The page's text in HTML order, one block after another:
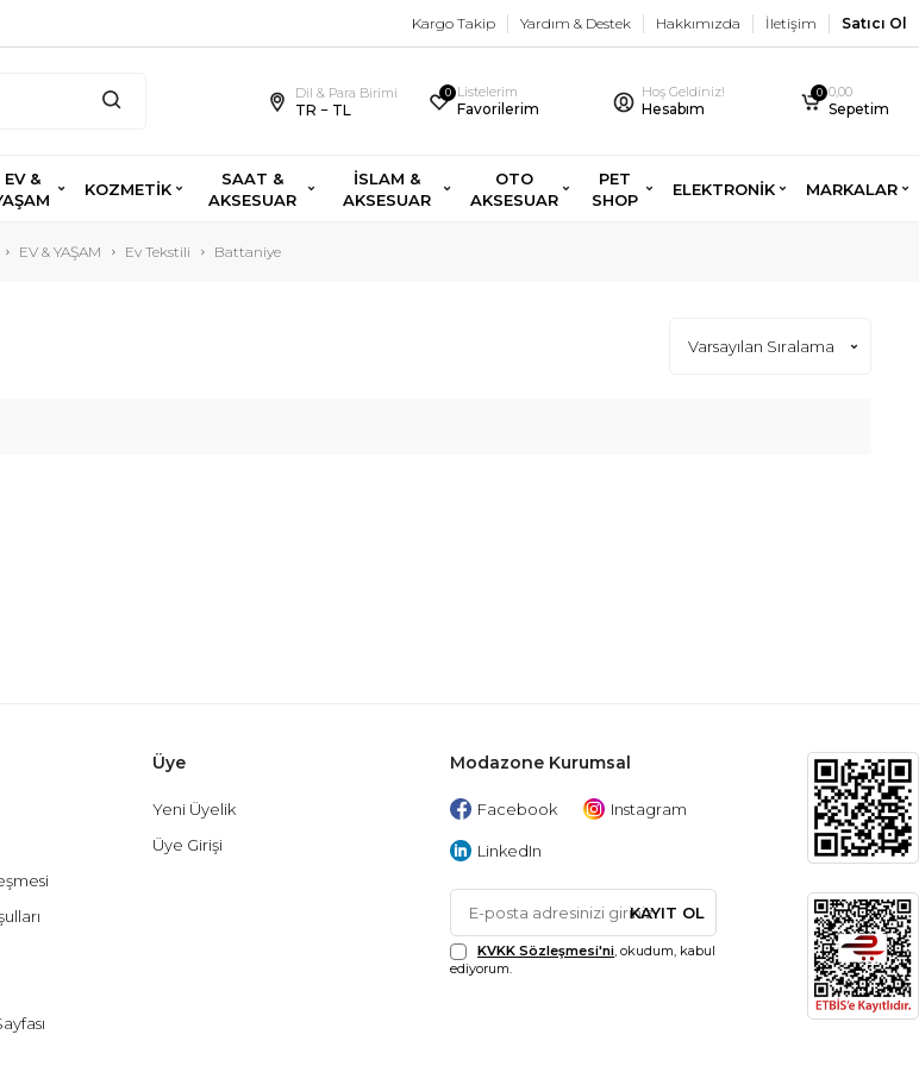
Kargo Takip Yardım & Destek Hakkımızda İletişim Satıcı Ol
Dil & Para Birimi
TR − TL
0 Listelerim
Favorilerim
Hoş Geldiniz!
Hesabım
0 0,00
Sepetim
EV &
KOZMETİK
SAAT &
AKSESUAR
İSLAM &
AKSESUAR
OTO
AKSESUAR
PET
SHOP
ELEKTRONİK MARKALAR
EV & YAŞAM Ev Tekstili Battaniye
Üye
Yeni Üyelik
Üye Girişi
Modazone Kurumsal
Facebook Instagram
LinkedIn
KAYIT OL
KVKK Sözleşmesi'ni, okudum, kabul
ediyorum.